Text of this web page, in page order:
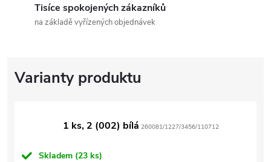
Tisíce spokojených zákazníků
na základě vyřízených objednávek
1 ks, 2 (002) bílá 260081/1227/3456/110712
Skladem (23 ks)